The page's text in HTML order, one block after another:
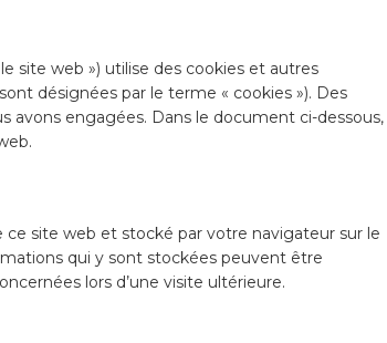
le site web ») utilise des cookies et autres
désignées par le terme « cookies »). Des
avons engagées. Dans le document ci-dessous,
site web et stocké par votre navigateur sur le
qui y sont stockées peuvent être
lors d’une visite ultérieure.